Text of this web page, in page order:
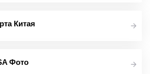
Китая
Фото